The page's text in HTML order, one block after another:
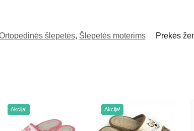
šlepetės, Šlepetės moterims Prekės
Akcija! Akcija!